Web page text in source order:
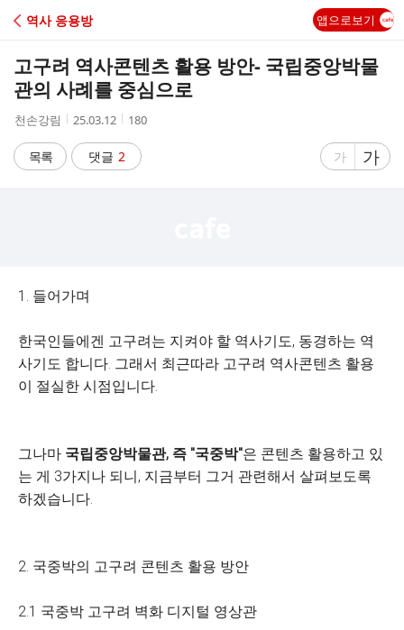
C
역사 응용방 앱으로보기
고구려 역사콘텐츠 활용 방안- 국립중앙박물
관의 사례를 중심으로
작
자
천손강림
작
시
간
25.03.12
조
수
180
목록 댓글 2
글
가
글
자
가
1. 들어가며
한국인들에겐 고구려는 지켜야 할 역사기도, 동경하는 역
사기도 합니다. 그래서 최근따라 고구려 역사콘텐츠 활용
이 절실한 시점입니다.
그나마 국립중앙박물관, 즉 "국중박"은 콘텐츠 활용하고 있
는 게 3가지나 되니, 지금부터 그거 관련해서 살펴보도록
하겠습니다.
2. 국중박의 고구려 콘텐츠 활용 방안
2.1 국중박 고구려 벽화 디지털 영상관